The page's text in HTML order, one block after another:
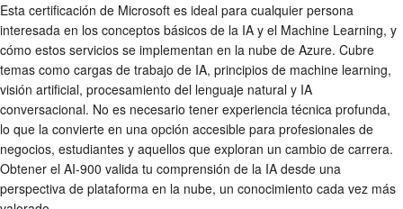
Esta certificación de Microsoft es ideal para cualquier persona
interesada en los conceptos básicos de la IA y el Machine Learning, y
cómo estos servicios se implementan en la nube de Azure. Cubre
temas como cargas de trabajo de IA, principios de machine learning,
visión artificial, procesamiento del lenguaje natural y IA
conversacional. No es necesario tener experiencia técnica profunda,
lo que la convierte en una opción accesible para profesionales de
negocios, estudiantes y aquellos que exploran un cambio de carrera.
Obtener el AI-900 valida tu comprensión de la IA desde una
perspectiva de plataforma en la nube, un conocimiento cada vez más